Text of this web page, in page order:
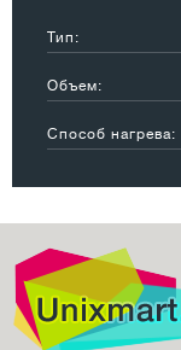
Тип:
проточный
2
Объем:
10-20 л
3
Способ нагрева: